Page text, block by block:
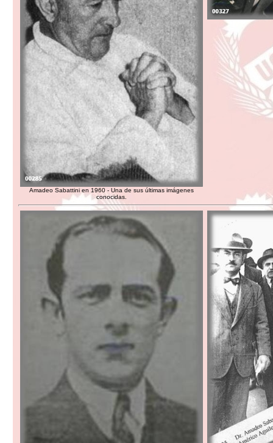
Amadeo Sabattini en 1960 - Una de sus últimas imágenes
conocidas.